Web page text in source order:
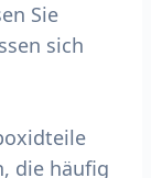
Sie
sich
die häufig